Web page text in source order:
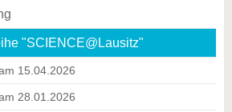
"SCIENCE@Lausitz"
15.04.2026
28.01.2026